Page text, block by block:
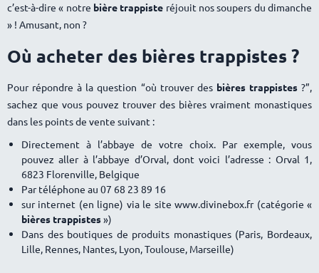
c’est-à-dire« notre bière trappiste réjouit nos soupers du dimanche
» ! Amusant, non ?
Où acheter des bières trappistes ?
Pour répondre à la question “où trouver des bières trappistes?”,
sachez que vous pouvez trouver des bières vraiment monastiques
dans les points de vente suivant :
Directement à l’abbaye de votre choix. Par exemple, vous
pouvez aller à l’abbaye d’Orval, dont voici l’adresse : Orval 1,
6823 Florenville, Belgique
Par téléphone au 07 68 23 89 16
sur internet (en ligne) via le site www.divinebox.fr (catégorie «
bières trappistes»)
Dans des boutiques de produits monastiques (Paris, Bordeaux,
Lille, Rennes, Nantes, Lyon, Toulouse, Marseille)